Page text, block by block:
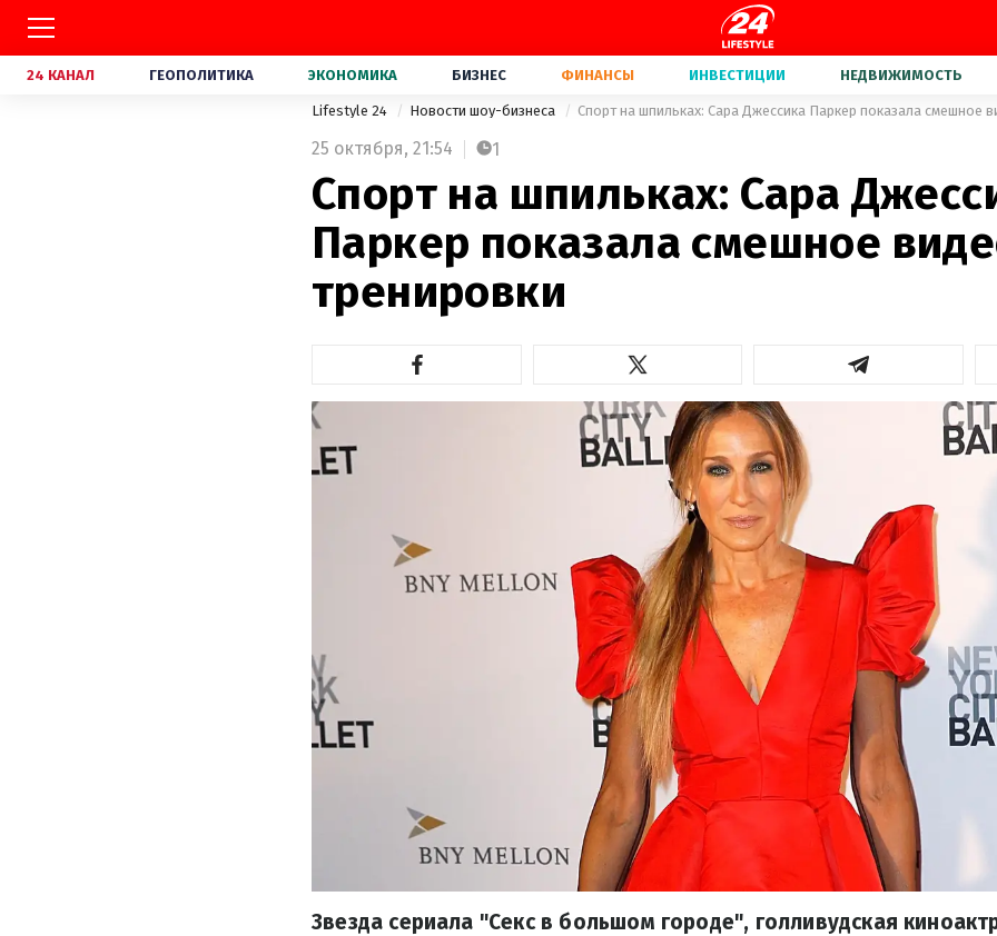
24 КАНАЛ ГЕОПОЛИТИКА ЭКОНОМИКА БИЗНЕС ФИНАНСЫ ИНВЕСТИЦИИ НЕДВИЖИМОСТЬ
Lifestyle 24 Новости шоу-бизнеса Спорт на шпильках: Сара Джессика Паркер показала смешное
25 октября, 21:54 1
Спорт на шпильках: Сара
Паркер показала смешное
тренировки
Звезда сериала "Секс в большом городе", голливудская